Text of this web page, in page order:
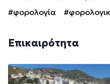
#φορολογία
Επικαιρότητα